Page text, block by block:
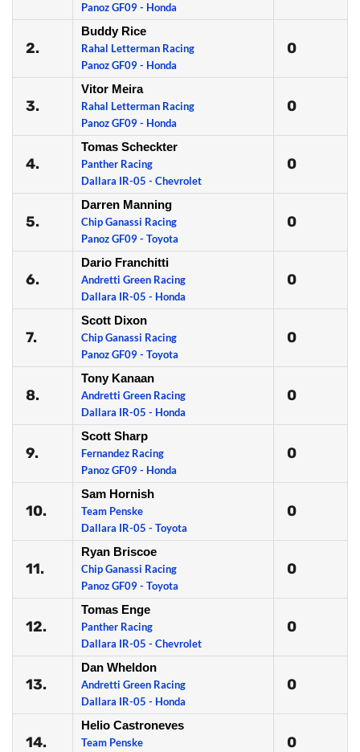
Panoz GF09 - Honda
2.
Buddy Rice
Rahal Letterman Racing
Panoz GF09 - Honda
0
3.
Vitor Meira
Rahal Letterman Racing
Panoz GF09 - Honda
0
4.
Tomas Scheckter
Panther Racing
Dallara IR-05 - Chevrolet
0
5.
Darren Manning
Chip Ganassi Racing
Panoz GF09 - Toyota
0
6.
Dario Franchitti
Andretti Green Racing
Dallara IR-05 - Honda
0
7.
Scott Dixon
Chip Ganassi Racing
Panoz GF09 - Toyota
0
8.
Tony Kanaan
Andretti Green Racing
Dallara IR-05 - Honda
0
9.
Scott Sharp
Fernandez Racing
Panoz GF09 - Honda
0
10.
Sam Hornish
Team Penske
Dallara IR-05 - Toyota
0
11.
Ryan Briscoe
Chip Ganassi Racing
Panoz GF09 - Toyota
0
12.
Tomas Enge
Panther Racing
Dallara IR-05 - Chevrolet
0
13.
Dan Wheldon
Andretti Green Racing
Dallara IR-05 - Honda
0
14.
Helio Castroneves
Team Penske
0